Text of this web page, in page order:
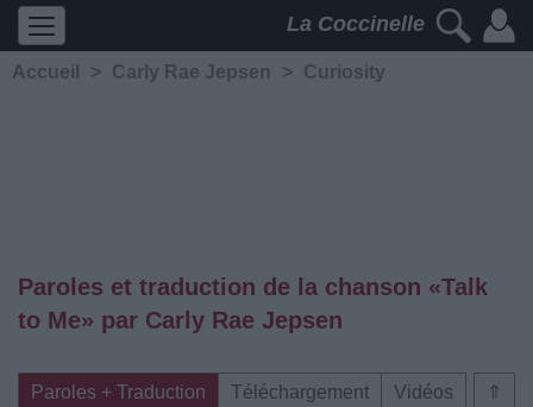
La Coccinelle
Accueil > Carly Rae Jepsen > Curiosity
Paroles et traduction de la chanson «Talk
to Me» par Carly Rae Jepsen
⇑
Paroles + Traduction Téléchargement
Vidéos